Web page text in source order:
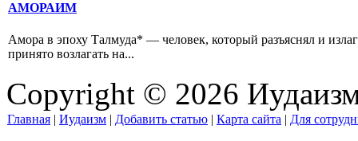
АМОРАИМ
Амора в эпоху Талмуда* — человек, который разъяснял и
принято возлагать на...
Copyright © 2026
Главная | Иудаизм | Добавить статью | Карта сайта | Для